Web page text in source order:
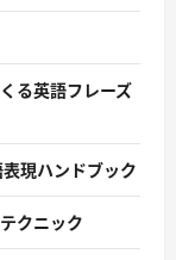
る英語フレーズ
現ハンドブック
クニック